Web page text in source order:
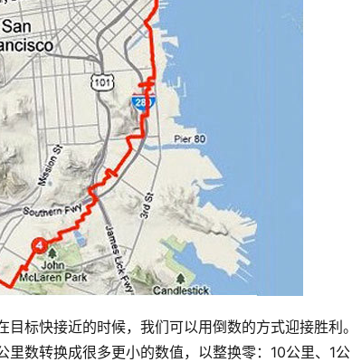
标快接近的时候，我们可以用倒数的方式迎接胜利
数转换成很多更小的数值，以整换零：10公里、1公